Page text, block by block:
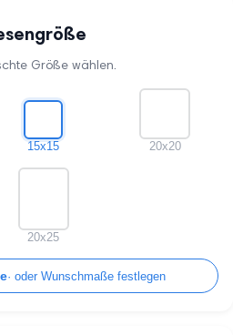
Größe wählen.
15x15 20x20
20x25